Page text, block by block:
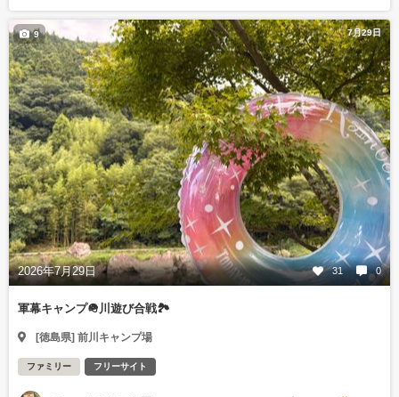
7月29日
2026年7月29日 31 0
9
軍幕キャンプ🪖川遊び合戦🏞️
[徳島県] 前川キャンプ場
ファミリー フリーサイト